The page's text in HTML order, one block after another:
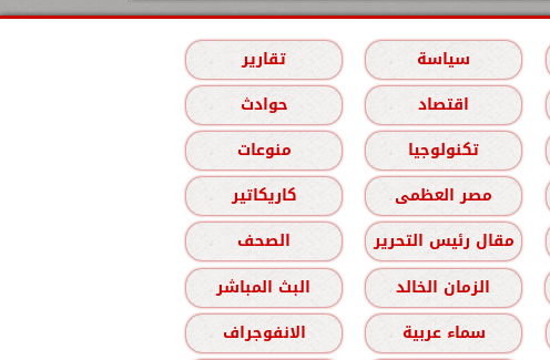
سياسة
تقارير
اقتصاد
حوادث
تكنولوجيا
منوعات
مصر العظمى
كاريكاتير
مقال رئيس التحرير
الصحف
الزمان الخالد
البث المباشر
سماء عربية الانفوجراف